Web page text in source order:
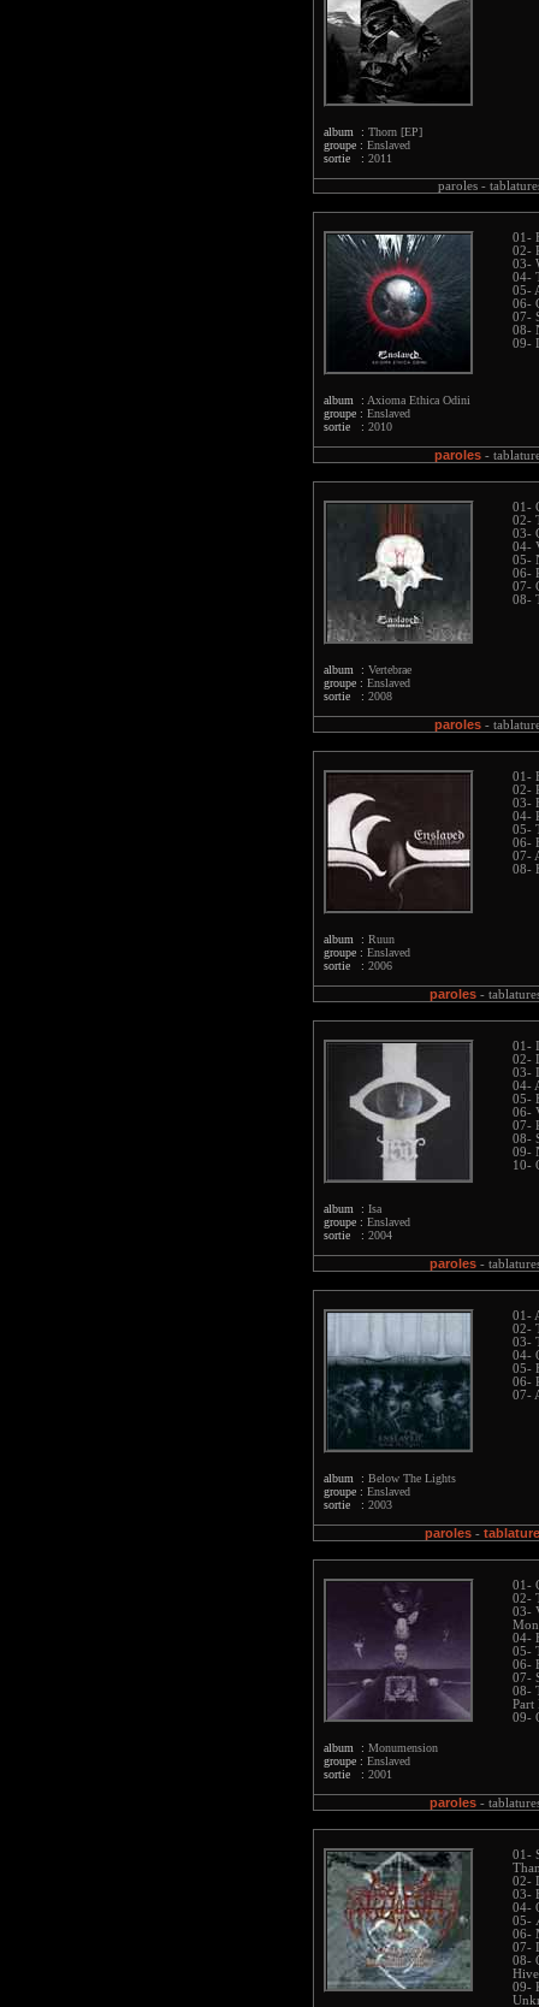
album : Thorn [EP]
groupe : Enslaved
sortie : 2011
paroles -
album : Axioma Ethica Odini
groupe : Enslaved
sortie : 2010
01-
02-
03-
04-
05-
06-
07-
08-
09-
paroles-
album : Vertebrae
groupe : Enslaved
sortie : 2008
01-
02-
03-
04-
05-
06-
07-
08-
paroles-
album : Ruun
groupe : Enslaved
sortie : 2006
01-
02-
03-
04-
05-
06-
07-
08-
paroles -
album : Isa
groupe : Enslaved
sortie : 2004
01-
02-
03-
04-
05-
06-
07-
08-
09-
10-
paroles -
album : Below The Lights
groupe : Enslaved
sortie : 2003
01-
02-
03-
04-
05-
06-
07-
paroles-
album : Monumension
groupe : Enslaved
sortie : 2001
01-
02-
03-
04-
05-
06-
07-
08-
09-
paroles -
01-
02-
03-
04-
05-
06-
07-
08-
09-